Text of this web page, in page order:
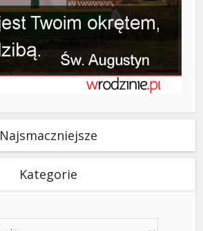
Najsmaczniejsze
Kategorie